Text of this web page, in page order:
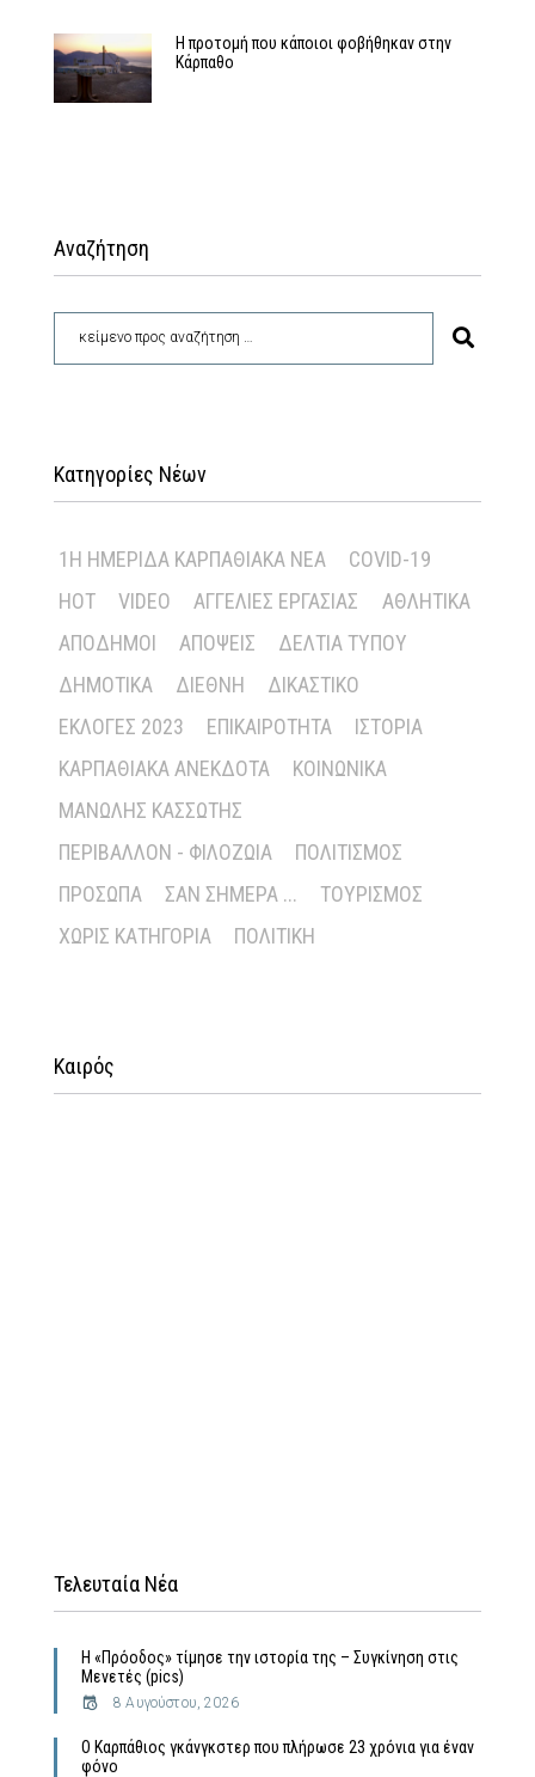
Η προτομή που κάποιοι φοβήθηκαν στην
Κάρπαθο
Αναζήτηση
Κατηγορίες Νέων
1Η ΗΜΕΡΊΔΑ ΚΑΡΠΑΘΙΑΚΆ ΝΈΑ
COVID-19
HOT
VIDEO ΑΓΓΕΛΊΕΣ ΕΡΓΑΣΊΑΣ
ΑΘΛΗΤΙΚΆ
ΑΠΌΔΗΜΟΙ
ΑΠΌΨΕΙΣ
ΔΕΛΤΊΑ ΤΎΠΟΥ
ΔΗΜΟΤΙΚΆ
ΔΙΕΘΝΉ
ΔΙΚΑΣΤΙΚΌ
ΕΚΛΟΓΈΣ 2023
ΕΠΙΚΑΙΡΌΤΗΤΑ
ΙΣΤΟΡΊΑ
ΚΑΡΠΑΘΙΑΚΆ ΑΝΈΚΔΟΤΑ
ΚΟΙΝΩΝΙΚΆ
ΜΑΝΏΛΗΣ ΚΑΣΣΏΤΗΣ
ΠΕΡΙΒΆΛΛΟΝ - ΦΙΛΟΖΩΊΑ
ΠΟΛΙΤΙΣΜΌΣ
ΠΡΌΣΩΠΑ
ΣΑΝ ΣΉΜΕΡΑ ...
ΤΟΥΡΙΣΜΌΣ
ΧΩΡΊΣ ΚΑΤΗΓΟΡΊΑ
ΠΟΛΙΤΙΚΉ
Καιρός
Τελευταία Νέα
Η «Πρόοδος» τίμησε την ιστορία της – Συγκίνηση στις
Μενετές (pics)
8 Αυγούστου, 2026
Ο Καρπάθιος γκάνγκστερ που πλήρωσε 23 χρόνια για έναν
φόνο